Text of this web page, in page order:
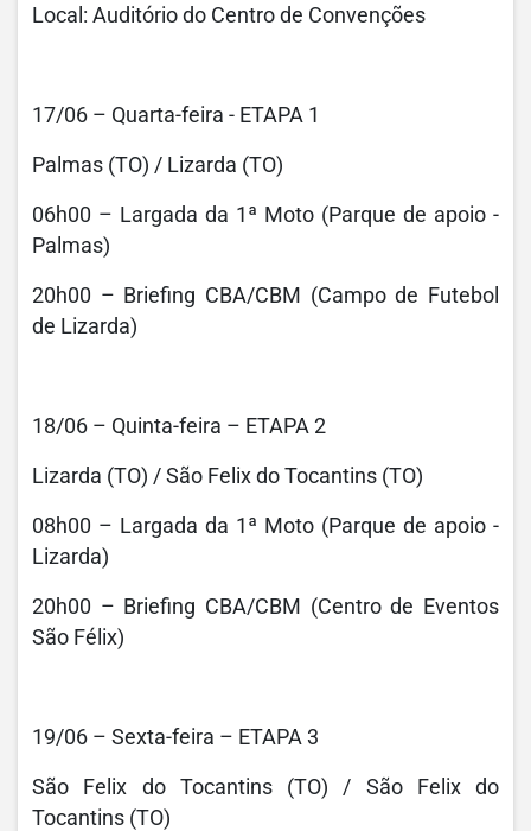
Local: Auditório do Centro de Convenções
17/06 – Quarta-feira - ETAPA 1
Palmas (TO) / Lizarda (TO)
06h00 – Largada da 1ª Moto (Parque de apoio -
Palmas)
20h00 – Briefing CBA/CBM (Campo de Futebol
de Lizarda)
18/06 – Quinta-feira – ETAPA 2
Lizarda (TO) / São Felix do Tocantins (TO)
08h00 – Largada da 1ª Moto (Parque de apoio -
Lizarda)
20h00 – Briefing CBA/CBM (Centro de Eventos
São Félix)
19/06 – Sexta-feira – ETAPA 3
São Felix do Tocantins (TO) / São Felix do
Tocantins (TO)